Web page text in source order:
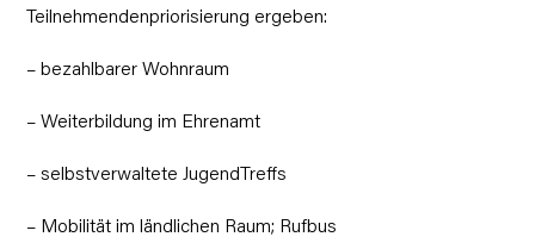
Teilnehmendenpriorisierung ergeben:
– bezahlbarer Wohnraum
– Weiterbildung im Ehrenamt
– selbstverwaltete JugendTreffs
– Mobilität im ländlichen Raum; Rufbus